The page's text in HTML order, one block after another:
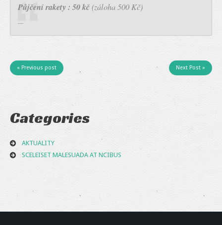
Půjčení rakety : 50 kč(záloha 500 Kč)
« Previous post Next Post »
Categories
AKTUALITY
SCELEISET MALESUADA AT NCIBUS